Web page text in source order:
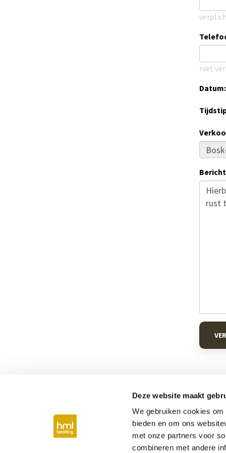
Deze website maakt
We gebruiken cookies
bieden en om ons
met onze partners voor
combineren met andere
niet
Datum:
Bericht
Bij jou in de buurt
Boxspring Middelburg
Boxspring
Boxspring